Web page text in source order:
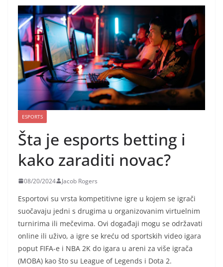
ESPORTS
Šta je esports betting i
kako zaraditi novac?
08/20/2024 Jacob Rogers
Esportovi su vrsta kompetitivne igre u kojem se igrači
suočavaju jedni s drugima u organizovanim virtuelnim
turnirima ili mečevima. Ovi događaji mogu se održavati
online ili uživo, a igre se kreću od sportskih video igara
poput FIFA-e i NBA 2K do igara u areni za više igrača
(MOBA) kao što su League of Legends i Dota 2.